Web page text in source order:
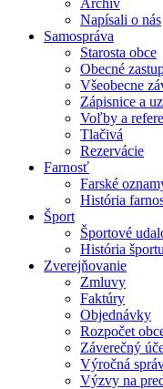
Archív
Napísali o nás
Samospráva
Starosta obce
Obecné
Všeobecne
Zápisnice a
Voľby a
Tlačivá
Rezervácie
Farnosť
Farské
História
Šport
Športové
História športu
Zverejňovanie
Zmluvy
Faktúry
Objednávky
Rozpočet
Záverečný
Výročná
Výzvy na